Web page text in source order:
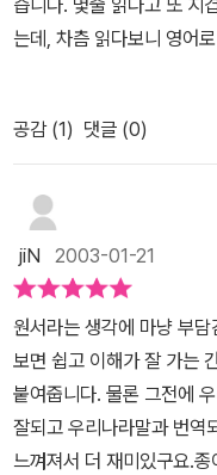
는데, 차츰 읽다보니 영어
가 다시 읽어도 이야기속
을 원서로 처음 접했더라면
용을 아는지라 다른 책들
도는 그리 빠르지 않았어
는 관계로 그 끝을 보기 위
지라 실생활에 자주 사용
함에 주저하실지 모르지만,
고, 이미 영화나 번역본이
거란 생각이 들지 않습니
읽는다는데에 의미를 두고
은것 같아요.
공감 (1) 댓글 (0)
jiN 2003-01-21
원서라는 생각에 마냥 부
보면 쉽고 이해가 잘 가는
붙여줍니다. 물론 그전에
잘되고 우리나라말과 번역
느껴져서 더 재미있구요.